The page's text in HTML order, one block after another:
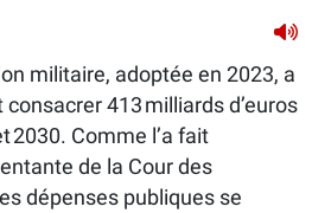
militaire, adoptée en 2023, a
consacrer 413 milliards d’euros
2030. Comme l’a fait
de la Cour des
dépenses publiques se